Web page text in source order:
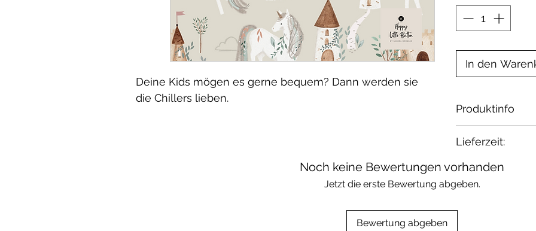
Deine Kids mögen es gerne bequem? Dann werden sie
die Chillers lieben.
In den
Produktinfo
French Terry,
Elasthan / öko
Waschbar bei
Lieferzeit:
2-4 Wochen
Wenn Du
Noch keine Bewertungen vorhanden
Jetzt die erste Bewertung abgeben.
Bewertung abgeben